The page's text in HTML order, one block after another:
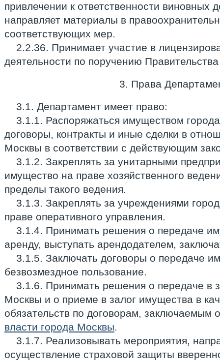
привлечении к ответственности виновных
направляет материалы в
соответствующих мер.
2.2.36. Принимает участие в
деятельности по поручению
3. Права
3.1. Департамент имеет право:
3.1.1. Распоряжаться имуществом
договоры, контракты и иные сделки в
Москвы в соответствии с действующим
3.1.2. Закреплять за унитарными
имущество на праве хозяйственного
пределы такого ведения.
3.1.3. Закреплять за учреждениями
праве оперативного управления.
3.1.4. Принимать решения о передаче
аренду, выступать арендодателем,
3.1.5. Заключать договоры о передаче
безвозмездное пользование.
3.1.6. Принимать решения о передаче в
Москвы и о приеме в залог имущества в
обязательств по договорам, заключаемым
власти города Москвы.
3.1.7. Реализовывать мероприятия,
осуществление страховой защиты